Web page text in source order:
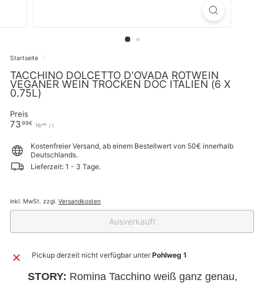
Startseite /
TACCHINO DOLCETTO D'OVADA ROTWEIN
VEGANER WEIN TROCKEN DOC ITALIEN (6 X
0.75L)
Preis
Normaler
7399€73,99€
1644€ 16,44€
/ l
Kostenfreier Versand, ab einem Bestellwert von 50€ innerhalb
Deutschlands.
Lieferzeit: 1 - 3 Tage.
inkl. MwSt. zzgl. Versandkosten
Ausverkauft
Pickup derzeit nicht verfügbar unter Pohlweg 1
STORY: Romina Tacchino weiß ganz genau,